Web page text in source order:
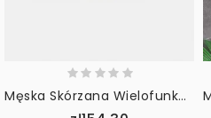
Męska Skórzana Wielofunkcyjna Torba Przeciwkradzieżowa Z Kieszenią Na Wszystkie Mecze Nit Udekoruj Wodoodporną Torbę Na Klatkę Piersiową Torba Przez Ramię